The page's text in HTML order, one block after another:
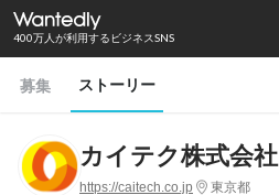
400万人が利用するビジネスSNS
募集 ストーリー
カイテク株式会社
https://caitech.co.jp 東京都